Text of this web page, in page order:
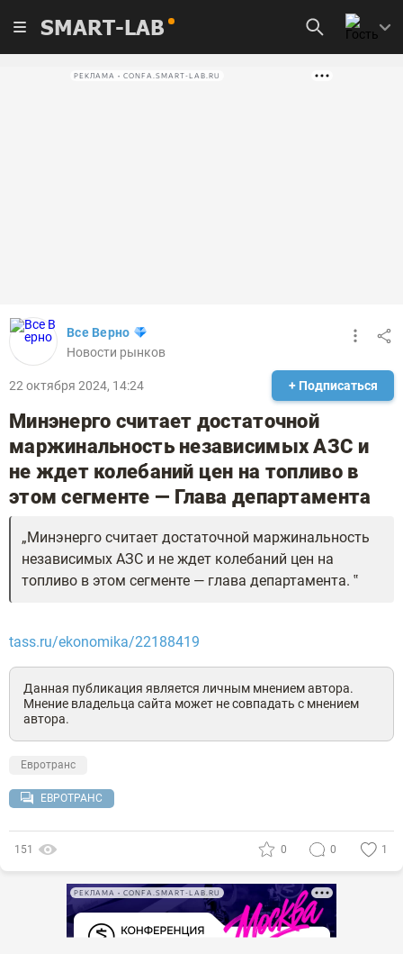
SMART-LAB
РЕКЛАМА • CONFA.SMART-LAB.RU
Все Верно
Новости рынков
22 октября 2024, 14:24 + Подписаться
Минэнерго считает достаточной
маржинальность независимых АЗС и
не ждет колебаний цен на топливо в
этом сегменте — Глава департамента
Минэнерго считает достаточной маржинальность
независимых АЗС и не ждет колебаний цен на
топливо в этом сегменте — глава департамента.
tass.ru/ekonomika/22188419
Данная публикация является личным мнением автора.
Мнение владельца сайта может не совпадать с мнением
автора.
Евротранс
ЕВРОТРАНС
151 0 0 1
РЕКЛАМА • CONFA.SMART-LAB.RU